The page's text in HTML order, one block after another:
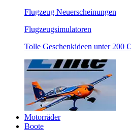
Flugzeug Neuerscheinungen
Flugzeugsimulatoren
Tolle Geschenkideen unter 200 €
Motorräder
Boote